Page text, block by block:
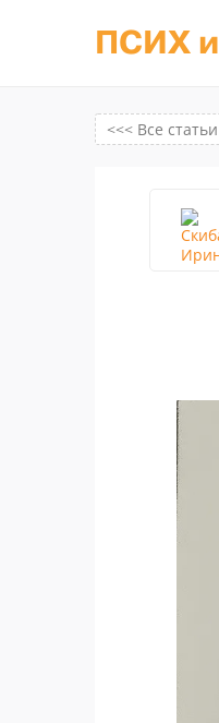
ПСИХ
<<< Все